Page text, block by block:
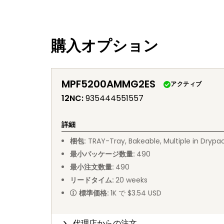
購入オプション
MPF5200AMMG2ES アクティブ
12NC:935444551557
詳細
梱包: TRAY-Tray, Bakeable, Multiple in
最小パッケージ数量: 490
最小注文数量: 490
リードタイム: 20 weeks
標準価格: 1K で $3.54 USD